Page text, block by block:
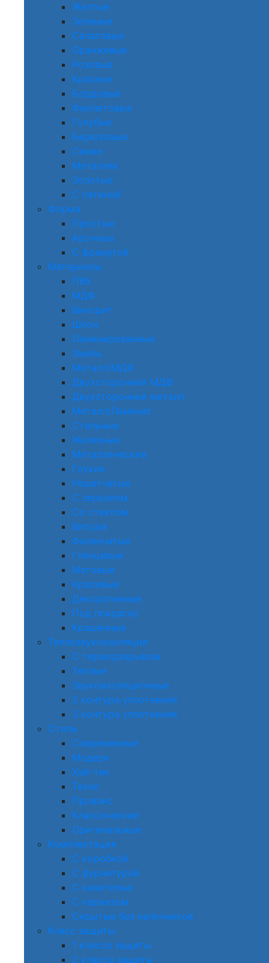
Желтые
Зеленые
Салатовые
Оранжевые
Розовые
Красные
Бордовые
Фиолетовые
Голубые
Бирюзовые
Синие
Металлик
Золотые
С патиной
Форма
Простые
Арочные
С фрамугой
Материалы
ПВХ
МДФ
Винорит
Шпон
Ламинированные
Эмаль
Металл/МДФ
Двухсторонний МДФ
Двухсторонний металл
Металл/Ламинат
Стальные
Железные
Металлические
Глухие
Решетчатые
С зеркалом
Со стеклом
Витраж
Филенчатые
Глянцевые
Матовые
Красивые
Декоративные
Под покраску
Крашенные
Теплозвукоизоляция
С терморазрывом
Теплые
Звукоизоляционные
2 контура уплотнения
3 контура уплотнения
Стиль
Современные
Модерн
Хай-тек
Техно
Прованс
Классические
Оригинальные
Комплектация
С коробкой
С фурнитурой
С капителью
С карнизом
Скрытые без наличников
Класс защиты
1 класса защиты
2 класса защиты